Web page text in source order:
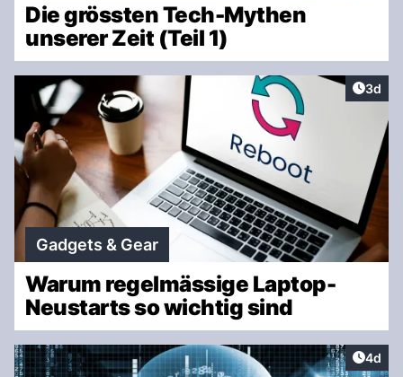
Die grössten Tech-Mythen
unserer Zeit (Teil 1)
3d
Gadgets & Gear
Warum regelmässige Laptop-
Neustarts so wichtig sind
4d